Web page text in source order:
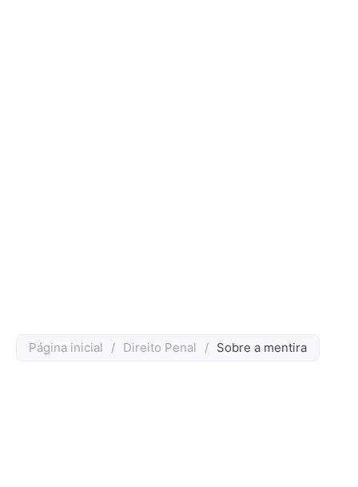
Página inicial / Direito Penal / Sobre a mentira